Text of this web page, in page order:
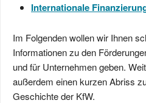
Internationale
Im Folgenden wollen wir Ihnen
Informationen zu den
und für Unternehmen geben.
außerdem einen kurzen Abriss
Geschichte der KfW.